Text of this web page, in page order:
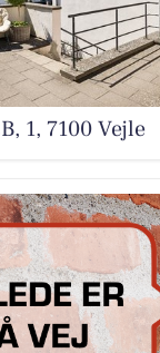
1, 7100 Vejle